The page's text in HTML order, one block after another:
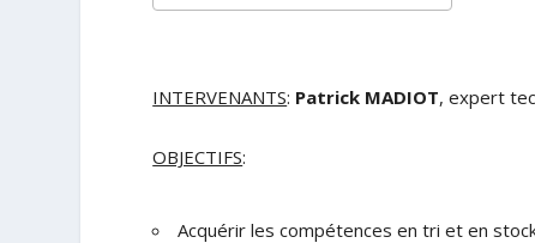
INTERVENANTS: Patrick MADIOT, expert
OBJECTIFS:
Acquérir les compétences en tri et en